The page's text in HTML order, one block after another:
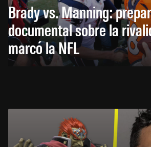
Brady vs. Manning:
documental sobre la
marcó la NFL